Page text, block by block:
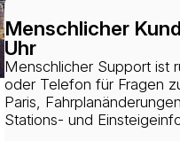
Menschlicher
Uhr
Menschlicher Support ist
oder Telefon für Fragen
Paris,
Stations- und